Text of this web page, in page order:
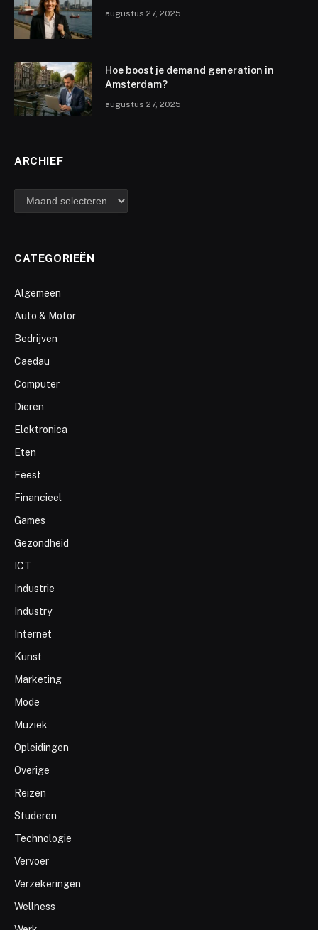
augustus 27, 2025
Hoe boost je demand generation in
Amsterdam?
augustus 27, 2025
ARCHIEF
archief
CATEGORIEËN
Algemeen
Auto & Motor
Bedrijven
Caedau
Computer
Dieren
Elektronica
Eten
Feest
Financieel
Games
Gezondheid
ICT
Industrie
Industry
Internet
Kunst
Marketing
Mode
Muziek
Opleidingen
Overige
Reizen
Studeren
Technologie
Vervoer
Verzekeringen
Wellness